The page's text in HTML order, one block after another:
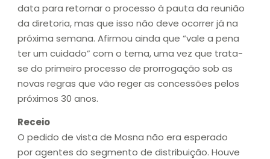
data para retornar o processo à pauta da reunião
da diretoria, mas que isso não deve ocorrer já na
próxima semana. Afirmou ainda que “vale a pena
ter um cuidado” com o tema, uma vez que trata-
se do primeiro processo de prorrogação sob as
novas regras que vão reger as concessões pelos
próximos 30 anos.
Receio
O pedido de vista de Mosna não era esperado
por agentes do segmento de distribuição. Houve